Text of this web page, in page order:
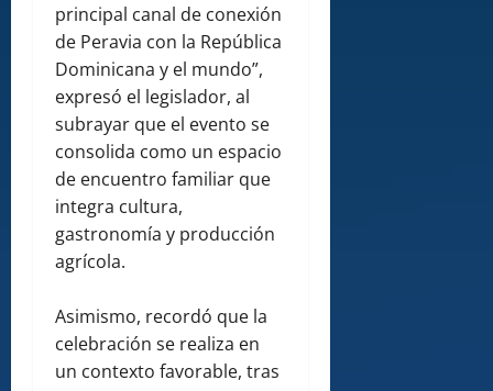
principal canal de conexión
de Peravia con la República
Dominicana y el mundo”,
expresó el legislador, al
subrayar que el evento se
consolida como un espacio
de encuentro familiar que
integra cultura,
gastronomía y producción
agrícola.
Asimismo, recordó que la
celebración se realiza en
un contexto favorable, tras